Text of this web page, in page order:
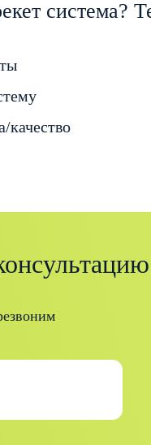
система?
качество